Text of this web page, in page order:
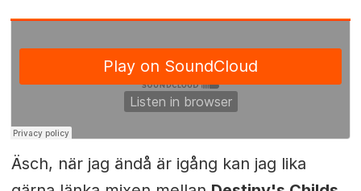
Äsch, när jag ändå är igång kan jag lika